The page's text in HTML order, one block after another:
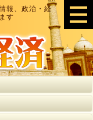
報、政治・経
す